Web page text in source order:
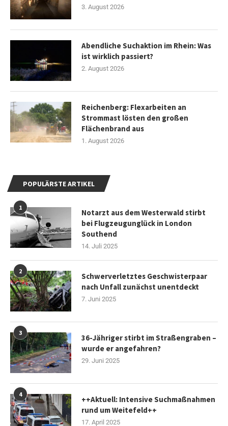
3. August 2026
Abendliche Suchaktion im Rhein: Was
ist wirklich passiert?
2. August 2026
Reichenberg: Flexarbeiten an
Strommast lösten den großen
Flächenbrand aus
1. August 2026
POPULÄRSTE ARTIKEL
1
Notarzt aus dem Westerwald stirbt
bei Flugzeugunglück in London
Southend
14. Juli 2025
2
Schwerverletztes Geschwisterpaar
nach Unfall zunächst unentdeckt
7. Juni 2025
3
36-Jähriger stirbt im Straßengraben –
wurde er angefahren?
29. Juni 2025
4
++Aktuell: Intensive Suchmaßnahmen
rund um Weitefeld++
17. April 2025